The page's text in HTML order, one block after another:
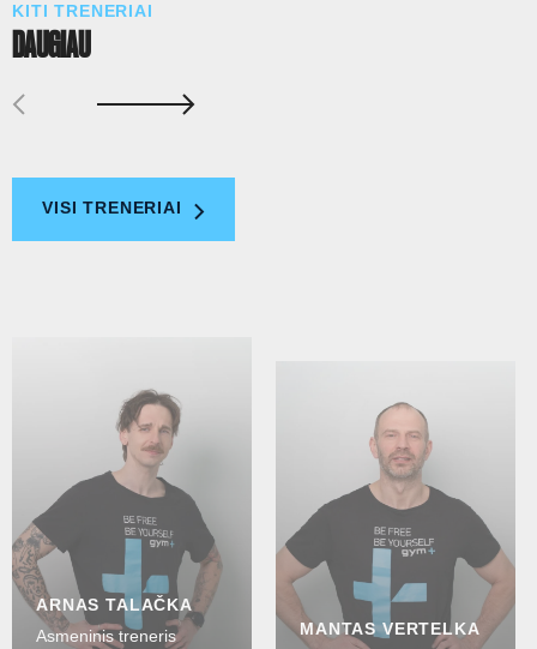
KITI TRENERIAI
DAUGIAU
VISI TRENERIAI
ARNAS TALAČKA
Asmeninis treneris
MANTAS VERTELKA